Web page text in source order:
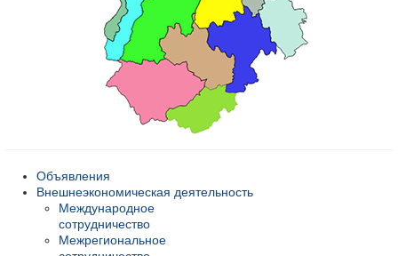
Объявления
Внешнеэкономическая деятельность
Международное
сотрудничество
Межрегиональное